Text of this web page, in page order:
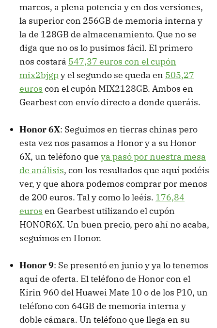
marcos, a plena potencia y en dos versiones,
la superior con 256GB de memoria interna y
la de 128GB de almacenamiento. Que no se
diga que no os lo pusimos fácil. El primero
nos costará 547,37 euros con el cupón
mix2bjgpy el segundo se queda en 505,27
euros con el cupón MIX2128GB. Ambos en
Gearbest con envío directo a donde queráis.
Honor 6X: Seguimos en tierras chinas pero
esta vez nos pasamos a Honor y a su Honor
6X, un teléfono que ya pasó por nuestra mesa
de análisis, con los resultados que aquí podéis
ver, y que ahora podemos comprar por menos
de 200 euros. Tal y como lo leéis. 176,84
euros en Gearbest utilizando el cupón
HONOR6X. Un buen precio, pero ahí no acaba,
seguimos en Honor.
Honor 9: Se presentó en junio y ya lo tenemos
aquí de oferta. El teléfono de Honor con el
Kirin 960 del Huawei Mate 10 o de los P10, un
teléfono con 64GB de memoria interna y
doble cámara. Un teléfono que llega en su